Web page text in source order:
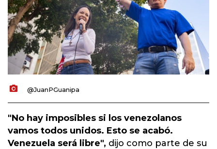
@JuanPGuanipa
"No hay imposibles si los venezolanos
vamos todos unidos. Esto se acabó.
Venezuela será libre", dijo como parte de su